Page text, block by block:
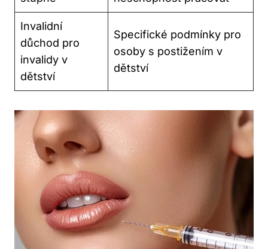
Invalidní
důchod pro
invalidy v
dětství
Specifické podmínky pro
osoby s postižením v
dětství